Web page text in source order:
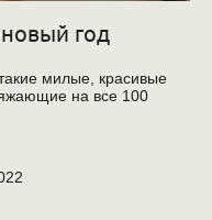
год
милые, красивые
на все 100